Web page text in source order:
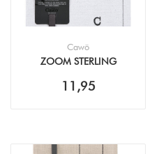
Cawö
ZOOM STERLING
11,95